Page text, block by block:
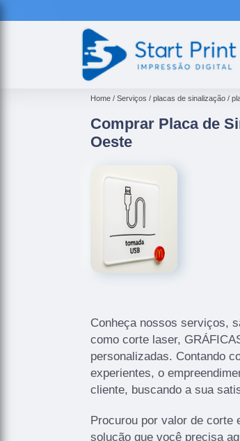
Home Serviços placas de sinalização
Comprar Placa de
Oeste
Conheça nossos serviços,
como corte laser,
personalizadas. Contando
experientes, o
cliente, buscando a sua
Procurou por valor de corte
solução que você precisa